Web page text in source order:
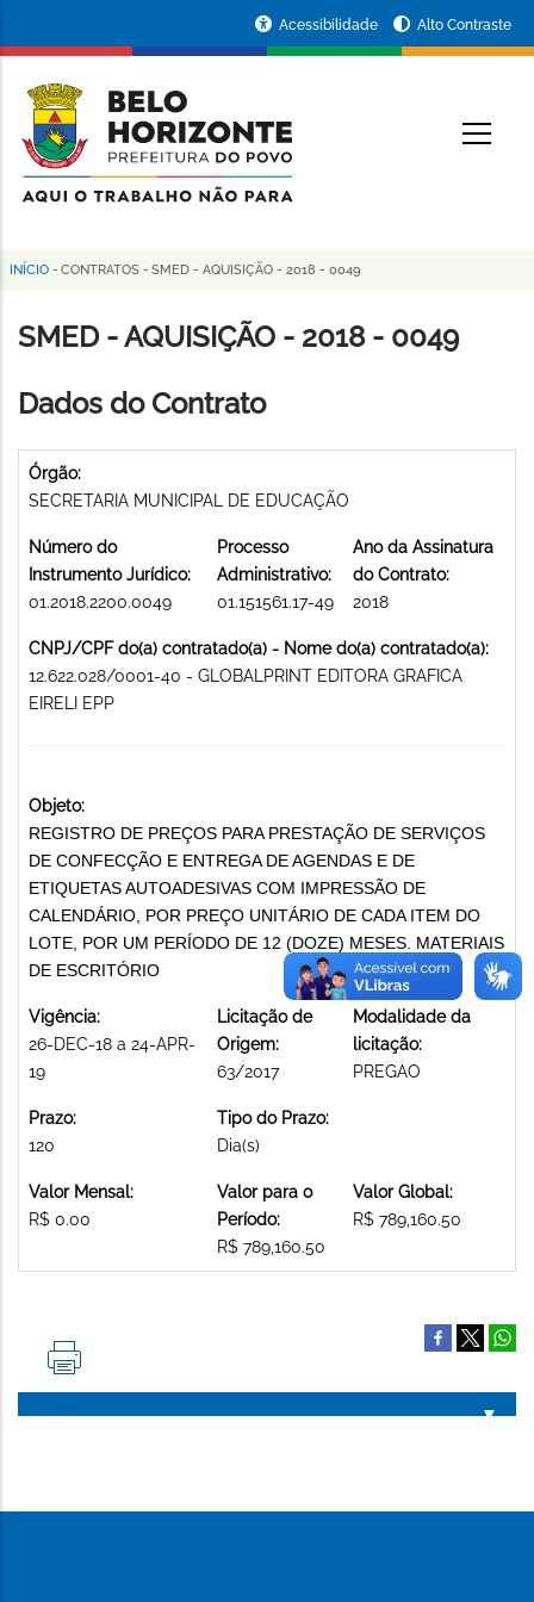
conteúdo
principal
da
Prefeitura
de
Horizonte
Acessibilidade Alto Contraste
Trilha
de
INÍCIO - CONTRATOS - SMED - AQUISIÇÃO - 2018 - 0049
SMED - AQUISIÇÃO - 2018 - 0049
Dados do Contrato
Órgão:
SECRETARIA MUNICIPAL DE EDUCAÇÃO
Número do
Instrumento Jurídico:
01.2018.2200.0049
Processo
Administrativo:
01.151561.17-49
Ano da Assinatura
do Contrato:
2018
CNPJ/CPF do(a) contratado(a) - Nome do(a) contratado(a):
12.622.028/0001-40 - GLOBALPRINT EDITORA GRAFICA
EIRELI EPP
Objeto:
REGISTRO DE PREÇOS PARA PRESTAÇÃO DE SERVIÇOS
DE CONFECÇÃO E ENTREGA DE AGENDAS E DE
ETIQUETAS AUTOADESIVAS COM IMPRESSÃO DE
CALENDÁRIO, POR PREÇO UNITÁRIO DE CADA ITEM DO
LOTE, POR UM PERÍODO DE 12 (DOZE) MESES. MATERIAIS
DE ESCRITÓRIO
Vigência:
26-DEC-18 a 24-APR-
19
Licitação de
Origem:
63/2017
Modalidade da
licitação:
PREGAO
Prazo:
120
Tipo do Prazo:
Dia(s)
Valor Mensal:
R$ 0.00
Valor para o
Período:
R$ 789,160.50
Valor Global:
R$ 789,160.50
PÁGINA